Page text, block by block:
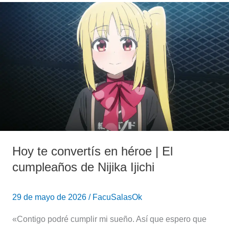
Hoy te convertís en héroe | El
cumpleaños de Nijika Ijichi
29 de mayo de 2026 / FacuSalasOk
«Contigo podré cumplir mi sueño. Así que espero que
convertís